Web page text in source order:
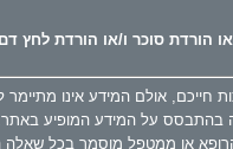
הורדת סוכר ו/או הורדת לחץ
אולם המידע אינו מתיימר
בהתבסס על המידע המופיע
או ממטפל מוסמך בכל שאלה